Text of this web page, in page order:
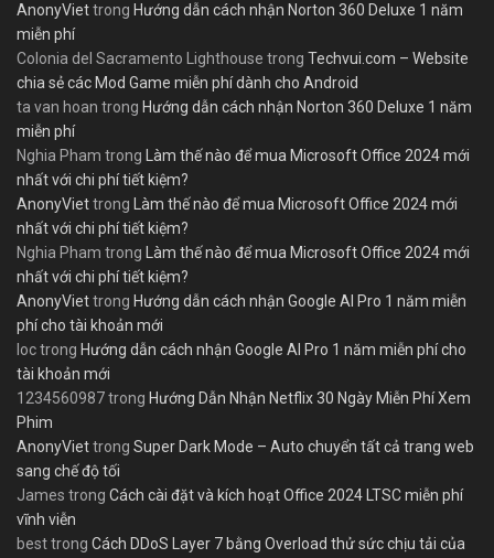
AnonyViettrong Hướng dẫn cách nhận Norton 360 Deluxe 1 năm
miễn phí
Colonia del Sacramento Lighthouse trong Techvui.com – Website
chia sẻ các Mod Game miễn phí dành cho Android
ta van hoan trong Hướng dẫn cách nhận Norton 360 Deluxe 1 năm
miễn phí
Nghia Pham trong Làm thế nào để mua Microsoft Office 2024 mới
nhất với chi phí tiết kiệm?
AnonyViettrong Làm thế nào để mua Microsoft Office 2024 mới
nhất với chi phí tiết kiệm?
Nghia Pham trong Làm thế nào để mua Microsoft Office 2024 mới
nhất với chi phí tiết kiệm?
AnonyViettrong Hướng dẫn cách nhận Google AI Pro 1 năm miễn
phí cho tài khoản mới
loctrong Hướng dẫn cách nhận Google AI Pro 1 năm miễn phí cho
tài khoản mới
1234560987trong Hướng Dẫn Nhận Netflix 30 Ngày Miễn Phí Xem
Phim
AnonyViettrong Super Dark Mode – Auto chuyển tất cả trang web
sang chế độ tối
James trong Cách cài đặt và kích hoạt Office 2024 LTSC miễn phí
vĩnh viễn
besttrong Cách DDoS Layer 7 bằng Overload thử sức chịu tải của